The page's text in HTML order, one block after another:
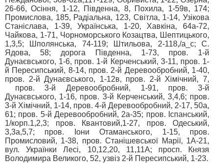
26-66, Осіння, 1-12, Південна, 8, Похила, 1-59в, 174;
Промислова, 185, Радіальна, 123, Світла, 1-14, Узікова
Станіслава, 1-39, Українська, 1-20, Хавкіна, 64а-72,
Чайкова, 1-71, Чорноморського Козацтва, Шептицького,
1,3,5; Шполянська, 74-119; Штильова, 2-118,/а_с; С.
Ядова, 58; дорога Південна, 1-73, пров. 1-й
Дунаєвського, 1-6, пров. 1-й Керченський, 3-11, пров. 1-
й Пересипський, 8-14, пров. 2-й Деревообробний, 1-40,
пров. 2-й Дунаєвського, 1-12в, пров. 2-й Хімічний, 7,
пров. 3-й Деревообробний, 1-91, пров. 3-й
Дунаєвського, 1-16, пров. 3-й Керченський, 3,4,6; пров.
3-й Хімічний, 1-14, пров. 4-й Деревообробний, 2-17, 50а,
61; пров. 5-й Деревообробний, 2а-35; пров. Іспанський,
1/корп.1,2,3; пров. Квантовий,1-27, пров. Одеський,
3,3а,5,7; пров. Іони Отаманського, 1-15, пров.
Промисловий, 1-38, пров. Станішевської Марії, 1А-21,
вул. Українки Лесі, 10,12,20, 11,11А; просп. Князя
Володимира Великого, 52, узвіз 2-й Пересипський, 1-23.